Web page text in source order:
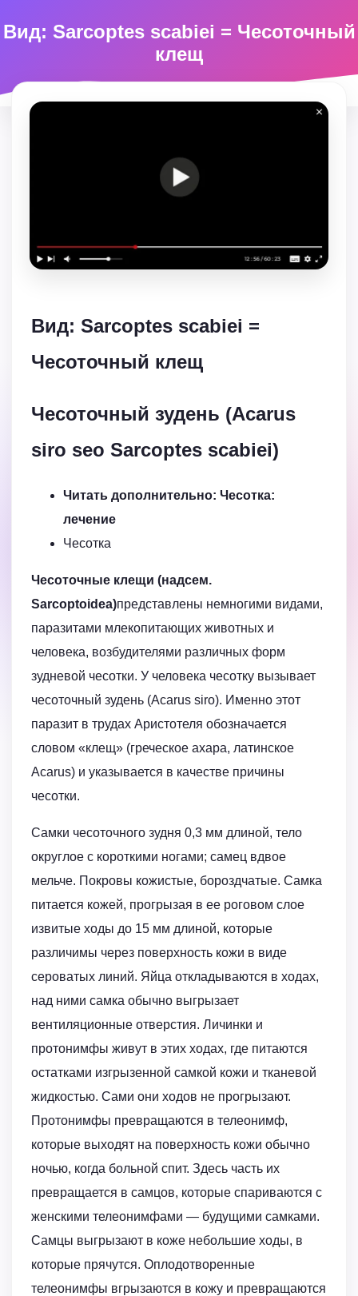
Вид: Sarcoptes scabiei = Чесоточный
клещ
Вид: Sarcoptes scabiei =
Чесоточный клещ
Чесоточный зудень (Acarus
siro seo Sarcoptes scabiei)
Читать дополнительно: Чесотка:
лечение
Чесотка
Чесоточные клещи (надсем.
Sarcoptoidea)представлены немногими видами,
паразитами млекопитающих животных и
человека, возбудителями различных форм
зудневой чесотки. У человека чесотку вызывает
чесоточный зудень (Acarus siro). Именно этот
паразит в трудах Аристотеля обозначается
словом «клещ» (греческое ахара, латинское
Acarus) и указывается в качестве причины
чесотки.
Самки чесоточного зудня 0,3 мм длиной, тело
округлое с короткими ногами; самец вдвое
мельче. Покровы кожистые, бороздчатые. Самка
питается кожей, прогрызая в ее роговом слое
извитые ходы до 15 мм длиной, которые
различимы через поверхность кожи в виде
сероватых линий. Яйца откладываются в ходах,
над ними самка обычно выгрызает
вентиляционные отверстия. Личинки и
протонимфы живут в этих ходах, где питаются
остатками изгрызенной самкой кожи и тканевой
жидкостью. Сами они ходов не прогрызают.
Протонимфы превращаются в телеонимф,
которые выходят на поверхность кожи обычно
ночью, когда больной спит. Здесь часть их
превращается в самцов, которые спариваются с
женскими телеонимфами — будущими самками.
Самцы выгрызают в коже небольшие ходы, в
которые прячутся. Оплодотворенные
телеонимфы вгрызаются в кожу и превращаются